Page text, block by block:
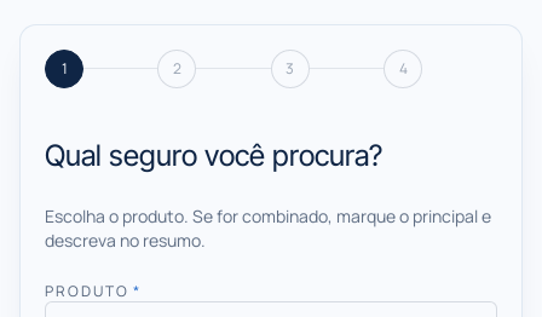
1 2 3 4
Qual seguro você procura?
Escolha o produto. Se for combinado, marque o principal e
descreva no resumo.
PRODUTO *